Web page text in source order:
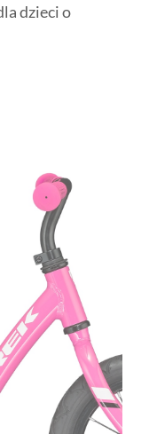
dzieci o